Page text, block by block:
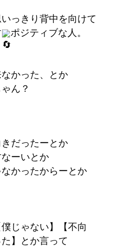
っきり背中を向けて
ポジティブな人。
かった、とか
ん？
だったーとか
ーいとか
かったからーとか
じゃない】【不向
】とか言って